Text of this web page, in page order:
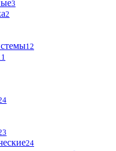
3
2
12
24